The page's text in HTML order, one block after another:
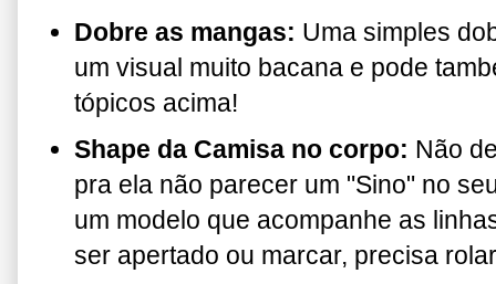
Dobre as mangas: Uma simples
um visual muito bacana e pode
tópicos acima!
Shape da Camisa no corpo: Não
pra ela não parecer um "Sino" no
um modelo que acompanhe as
ser apertado ou marcar, precisa